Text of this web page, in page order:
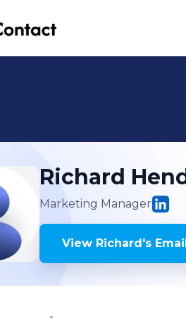
Richard
Marketing Manager
View Richard's
-